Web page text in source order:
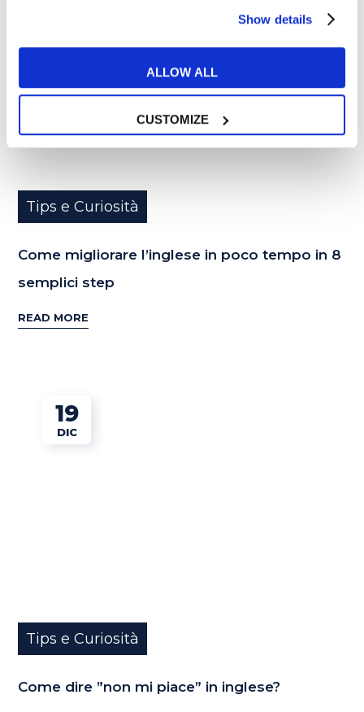
Show details
ALLOW ALL
CUSTOMIZE
Tips e Curiosità
Come migliorare l’inglese in poco tempo in 8
semplici step
READ MORE
19
DIC
Tips e Curiosità
Come dire ”non mi piace” in inglese?